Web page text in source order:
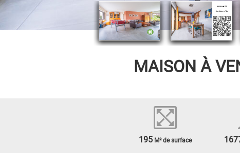
MAISON À
195 M² de surface